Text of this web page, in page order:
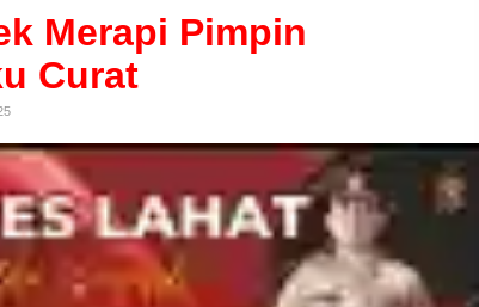
Merapi Pimpin
Curat